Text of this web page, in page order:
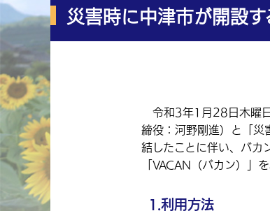
災害時に中津市が開設
令和3年1月28日木曜
締役：河野剛進）と「災
結したことに伴い、バカ
「VACAN（バカン）」
1.利用方法